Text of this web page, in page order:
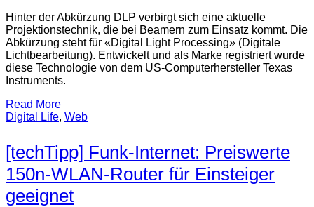
Hinter der Abkürzung DLP verbirgt sich eine aktuelle
Projektionstechnik, die bei Beamern zum Einsatz kommt. Die
Abkürzung steht für «Digital Light Processing» (Digitale
Lichtbearbeitung). Entwickelt und als Marke registriert wurde
diese Technologie von dem US-Computerhersteller Texas
Instruments.
Read More
Digital Life, Web
[techTipp] Funk-Internet: Preiswerte
150n-WLAN-Router für Einsteiger
geeignet